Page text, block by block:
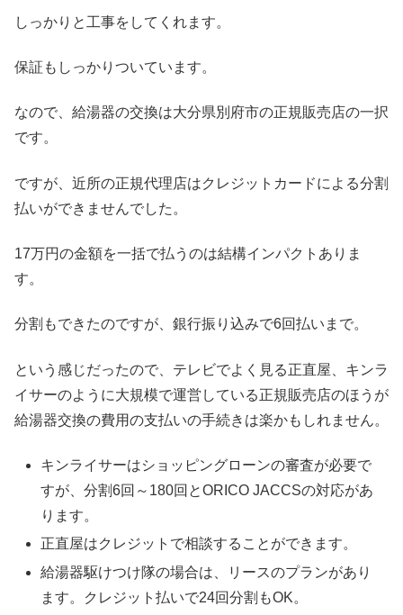
しっかりと工事をしてくれます。
保証もしっかりついています。
なので、給湯器の交換は大分県別府市の正規販売店の一択
です。
ですが、近所の正規代理店はクレジットカードによる分割
払いができませんでした。
17万円の金額を一括で払うのは結構インパクトありま
す。
分割もできたのですが、銀行振り込みで6回払いまで。
という感じだったので、テレビでよく見る正直屋、キンラ
イサーのように大規模で運営している正規販売店のほうが
給湯器交換の費用の支払いの手続きは楽かもしれません。
キンライサーはショッピングローンの審査が必要で
すが、分割6回～180回とORICO JACCSの対応があ
ります。
正直屋はクレジットで相談することができます。
給湯器駆けつけ隊の場合は、リースのプランがあり
ます。クレジット払いで24回分割もOK。